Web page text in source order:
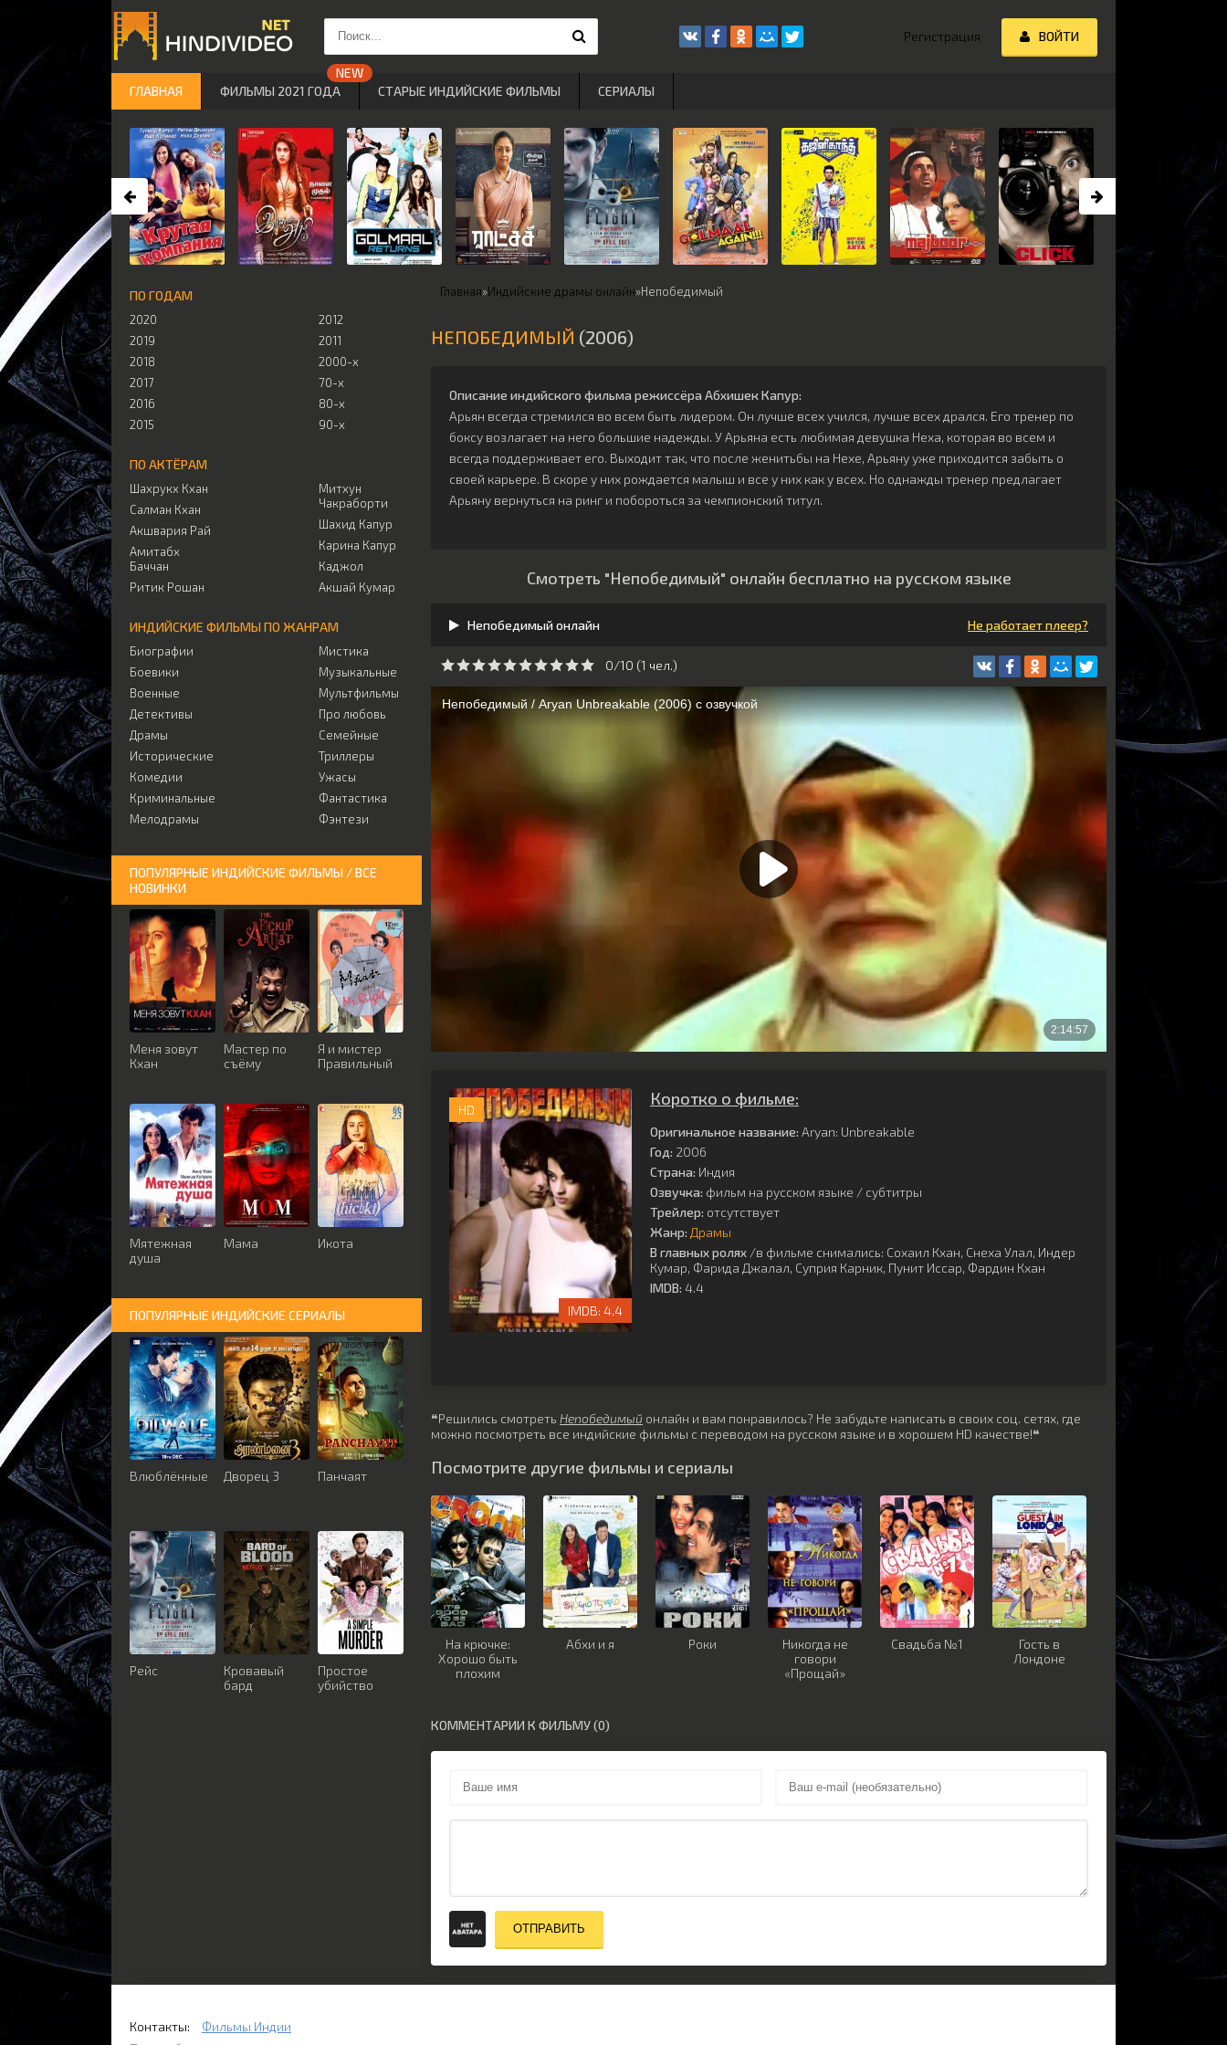
Главная»Индийские драмы онлайн»Непобедимый
НЕПОБЕДИМЫЙ (2006)
Описание индийского фильма режиссёра Абхишек Капур:
Арьян всегда стремился во всем быть лидером. Он лучше всех учился, лучше всех дрался. Его тренер по
боксу возлагает на него большие надежды. У Арьяна есть любимая девушка Неха, которая во всем и
всегда поддерживает его. Выходит так, что после женитьбы на Нехе, Арьяну уже приходится забыть о
своей карьере. В скоре у них рождается малыш и все у них как у всех. Но однажды тренер предлагает
Арьяну вернуться на ринг и побороться за чемпионский титул.
Смотреть "Непобедимый" онлайн бесплатно на русском языке
Непобедимый онлайн Не работает плеер?
0/10 (1 чeл.)
HD
4.4
Коротко о фильме:
Оригинальное название: Aryan: Unbreakable
Год: 2006
Страна: Индия
Озвучка: фильм на русском языке / субтитры
Трейлер: отсутствует
Жанр: Драмы
В главных ролях /в фильме снимались: Сохаил Кхан, Снеха Улал, Индер
Кумар, Фарида Джалал, Суприя Карник, Пунит Иссар, Фардин Кхан
IMDB: 4.4
❝Решились смотреть Непобедимый онлайн и вам понравилось? Не забудьте написать в своих соц. сетях, где
можно посмотреть все индийские фильмы с переводом на русском языке и в хорошем HD качестве!❝
Посмотрите другие фильмы и сериалы
На крючке:
Хорошо быть
плохим
Абхи и я Роки
Никогда не
говори
«Прощай»
Свадьба №1
Гость в
Лондоне
КОММЕНТАРИИ К ФИЛЬМУ (0)
ОТПРАВИТЬ
ПО ГОДАМ
2020
2019
2018
2017
2016
2015
2012
2011
2000-х
70-х
80-х
90-х
ПО АКТЁРАМ
Шахрукх Кхан
Салман Кхан
Акшвария Рай
Амитабх
Баччан
Ритик Рошан
Митхун
Чакраборти
Шахид Капур
Карина Капур
Каджол
Акшай Кумар
ИНДИЙСКИЕ ФИЛЬМЫ ПО ЖАНРАМ
Биографии
Боевики
Военные
Детективы
Драмы
Исторические
Комедии
Криминальные
Мелодрамы
Мистика
Музыкальные
Мультфильмы
Про любовь
Семейные
Триллеры
Ужасы
Фантастика
Фэнтези
ПОПУЛЯРНЫЕ ИНДИЙСКИЕ ФИЛЬМЫ / ВСЕ
НОВИНКИ
Меня зовут
Кхан
Мастер по
съёму
Я и мистер
Правильный
Мятежная
душа
Мама Икота
ПОПУЛЯРНЫЕ ИНДИЙСКИЕ СЕРИАЛЫ
Влюблённые Дворец 3 Панчаят
Рейс
Кровавый
бард
Простое
убийство
Регистрация ВОЙТИ
ГЛАВНАЯ ФИЛЬМЫ 2021 ГОДА СТАРЫЕ ИНДИЙСКИЕ ФИЛЬМЫ СЕРИАЛЫ
Контакты:
Фильмы Индии